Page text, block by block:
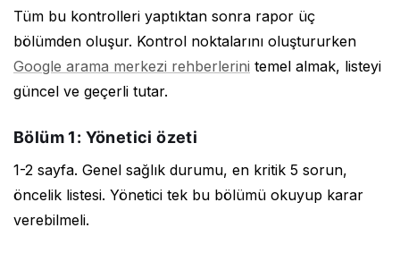
Tüm bu kontrolleri yaptıktan sonra rapor üç
bölümden oluşur. Kontrol noktalarını oluştururken
Google arama merkezi rehberlerini temel almak, listeyi
güncel ve geçerli tutar.
Bölüm 1: Yönetici özeti
1-2 sayfa. Genel sağlık durumu, en kritik 5 sorun,
öncelik listesi. Yönetici tek bu bölümü okuyup karar
verebilmeli.